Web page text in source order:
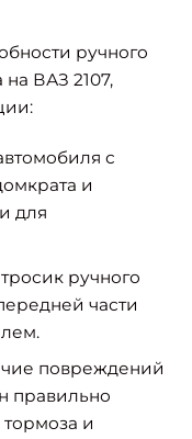
ручного
ВАЗ 2107,
с
и
для
ручного
части
повреждений
правильно
и